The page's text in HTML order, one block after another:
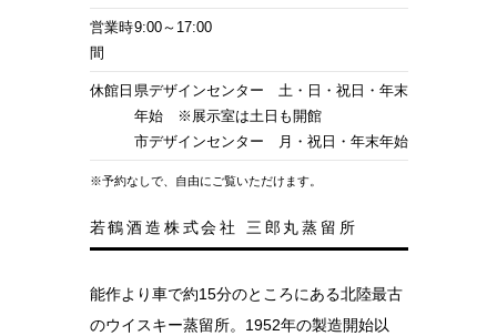
営業時
間
9:00～17:00
休館日 県デザインセンター 土・日・祝日・年末
年始
※展示室は土日も開館
市デザインセンター 月・祝日・年末年始
※予約なしで、自由にご覧いただけます。
若鶴酒造株式会社 三郎丸蒸留所
能作より車で約15分のところにある北陸最古
のウイスキー蒸留所。1952年の製造開始以